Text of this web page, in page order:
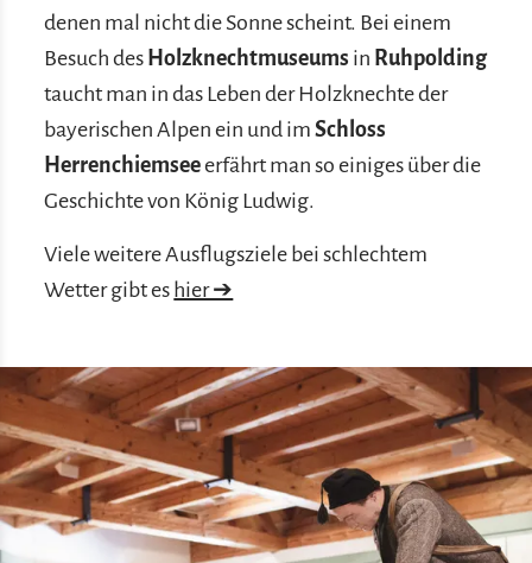
denen mal nicht die Sonne scheint. Bei einem
Besuch des Holzknechtmuseums in Ruhpolding
taucht man in das Leben der Holzknechte der
bayerischen Alpen ein und imSchloss
Herrenchiemseeerfährt man so einiges über die
Geschichte von König Ludwig.
Viele weitere Ausflugsziele bei schlechtem
Wetter gibt es hier ➔